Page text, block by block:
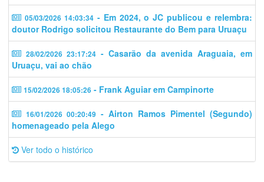
05/03/2026 14:03:34- Em 2024, o JC publicou e relembra:
doutor Rodrigo solicitou Restaurante do Bem para Uruaçu
28/02/2026 23:17:24 - Casarão da avenida Araguaia, em
Uruaçu, vai ao chão
15/02/2026 18:05:26 - Frank Aguiar em Campinorte
16/01/2026 00:20:49 - Airton Ramos Pimentel (Segundo)
homenageado pela Alego
Ver todo o histórico